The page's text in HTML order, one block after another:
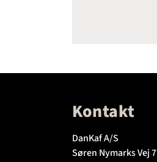
Kontakt
DanKaf A/S
Søren Nymarks Vej 7